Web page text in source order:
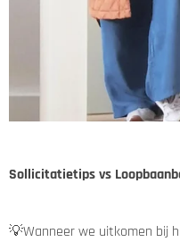
Sollicitatietips vs
💡Wanneer we uitkomen bij